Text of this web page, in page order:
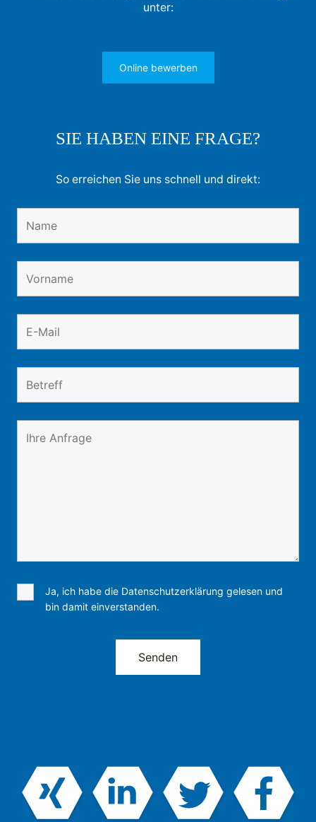
unter:
Online bewerben
SIE HABEN EINE FRAGE?
So erreichen Sie uns schnell und direkt:
Ja, ich habe die Datenschutzerklärung gelesen und
bin damit einverstanden.